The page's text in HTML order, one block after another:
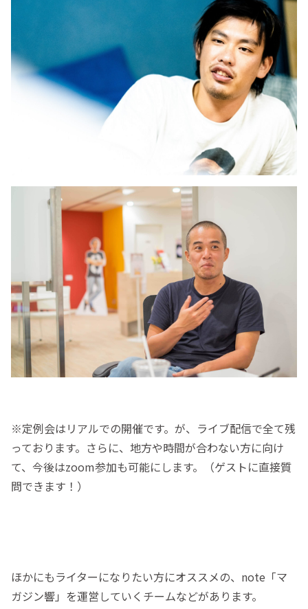
※定例会はリアルでの開催です。が、ライブ配信で全て残
っております。さらに、地方や時間が合わない方に向け
て、今後はzoom参加も可能にします。（ゲストに直接質
問できます！）
ほかにもライターになりたい方にオススメの、note「マ
ガジン響」を運営していくチームなどがあります。